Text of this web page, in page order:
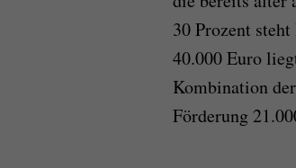
30 Prozent
40.000 Euro
Kombination
Förderung